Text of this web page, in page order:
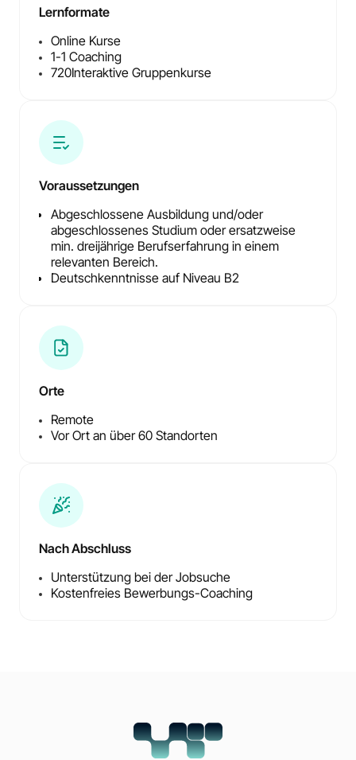
Lernformate
Online Kurse
1-1 Coaching
720Interaktive Gruppenkurse
Voraussetzungen
Abgeschlossene Ausbildung und/oder
abgeschlossenes Studium oder ersatzweise
min. dreijährige Berufserfahrung in einem
relevanten Bereich.
Deutschkenntnisse auf Niveau B2
Orte
Remote
Vor Ort an über 60 Standorten
Nach Abschluss
Unterstützung bei der Jobsuche
Kostenfreies Bewerbungs-Coaching